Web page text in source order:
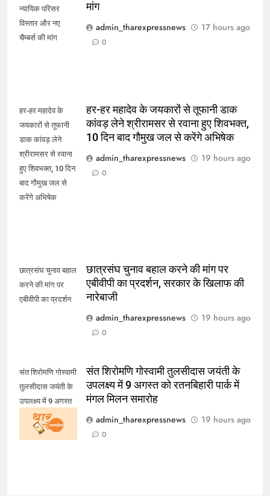
न्यायिक परिसर
विस्तार और नए
चैम्बर्स की मांग
मांग
admin_tharexpressnews
17 hours ago
0
हर-हर महादेव के
जयकारों से तूफानी
डाक कांवड़ लेने
श्रीरामसर से रवाना
हुए शिवभक्त, 10 दिन
बाद गौमुख जल से
करेंगे अभिषेक
हर-हर महादेव के जयकारों से तूफानी डाक
कांवड़ लेने श्रीरामसर से रवाना हुए शिवभक्त,
10 दिन बाद गौमुख जल से करेंगे अभिषेक
admin_tharexpressnews
19 hours ago
0
छात्रसंघ चुनाव बहाल
करने की मांग पर
एबीवीपी का प्रदर्शन
छात्रसंघ चुनाव बहाल करने की मांग पर
एबीवीपी का प्रदर्शन, सरकार के खिलाफ की
नारेबाजी
admin_tharexpressnews
19 hours ago
0
संत शिरोमणि गोस्वामी
तुलसीदास जयंती के
उपलक्ष्य में 9 अगस्त
को रतनबिहारी पार्क में
मंगल मिलन समारोह
संत शिरोमणि गोस्वामी तुलसीदास जयंती के
उपलक्ष्य में 9 अगस्त को रतनबिहारी पार्क में
मंगल मिलन समारोह
admin_tharexpressnews
19 hours ago
0